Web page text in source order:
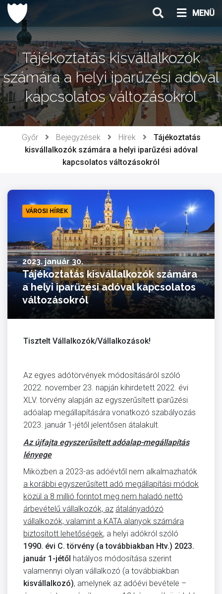
Ugrás
tartalomhoz
MENÜ
Tájékoztatás kisvállalkozók
számára a helyi iparűzési adóval
kapcsolatos változásokról
Győr Bejegyzések Hírek
Tájékoztatás
kisvállalkozók számára a helyi iparűzési adóval
kapcsolatos változásokról
VÁROSI HÍREK
2023. január 30.
Tájékoztatás kisvállalkozók számára
a helyi iparűzési adóval kapcsolatos
változásokról
Tisztelt Vállalkozók/Vállalkozások!
Az egyes adótörvények módosításáról szóló
2022. november 23. napján kihirdetett 2022. évi
XLV. törvény alapján az egyszerűsített iparűzési
adóalap megállapítására vonatkozó szabályozás
2023. január 1-jétől jelentősen átalakult.
Az újfajta egyszerűsített adóalap-megállapítás
lényege
Miközben a 2023-as adóévtől nem alkalmazhatók
a korábbi egyszerűsített adó megállapítási módok
közül a 8 millió forintot meg nem haladó nettó
árbevételű vállalkozók, az átalányadózó
vállalkozók, valamint a KATA alanyok számára
biztosított lehetőségek, a helyi adókról szóló
1990. évi C. törvény (a továbbiakban Htv.) 2023.
január 1-jétől hatályos módosítása szerint
valamennyi olyan vállalkozó (a továbbiakban
kisvállalkozó), amelynek az adóévi bevétele –